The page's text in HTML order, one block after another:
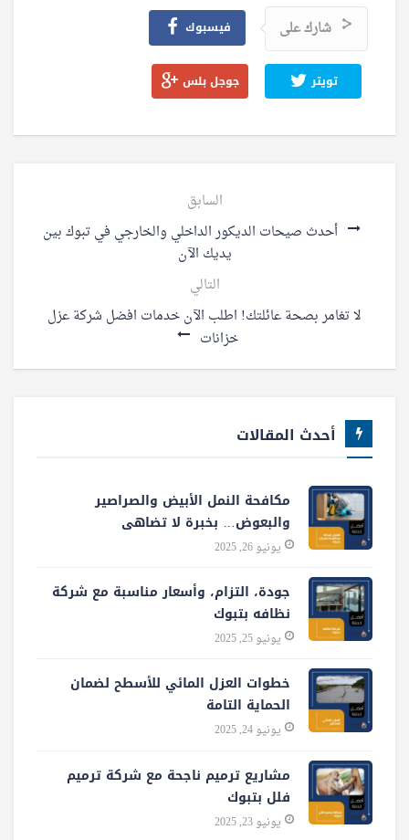
شارك على فيسبوك
تويتر جوجل بلس
السابق
أحدث صيحات الديكور الداخلي والخارجي في تبوك بين
يديك الآن
التالي
لا تغامر بصحة عائلتك! اطلب الآن خدمات افضل شركة عزل
خزانات
أحدث المقالات
مكافحة النمل الأبيض والصراصير
والبعوض… بخبرة لا تضاهى
يونيو 26, 2025
جودة، التزام، وأسعار مناسبة مع شركة
نظافه بتبوك
يونيو 25, 2025
خطوات العزل المائي للأسطح لضمان
الحماية التامة
يونيو 24, 2025
مشاريع ترميم ناجحة مع شركة ترميم
فلل بتبوك
يونيو 23, 2025